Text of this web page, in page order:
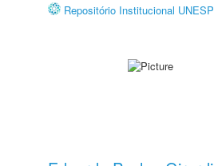
Repositório Institucional UNESP